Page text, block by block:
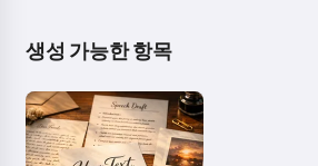
생성 가능한 항목